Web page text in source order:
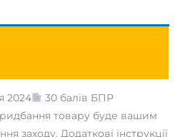
2024
30 балів БПР
товару буде вашим
заходу. Додаткові інструкції